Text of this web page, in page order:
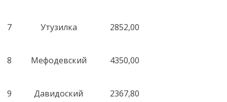
7 Утузилка 2852,00
8 Мефодевский 4350,00
9 Давидоский 2367,80